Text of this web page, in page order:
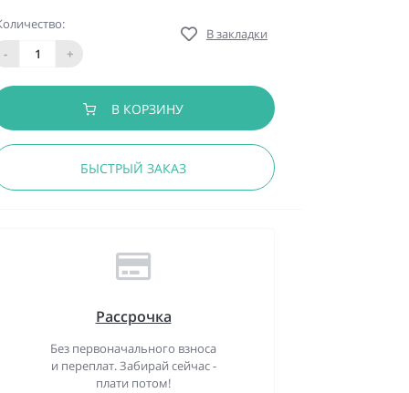
-
+
В закладки
В КОРЗИНУ
БЫСТРЫЙ ЗАКАЗ
Рассрочка
Без первоначального взноса
и переплат. Забирай сейчас -
плати потом!